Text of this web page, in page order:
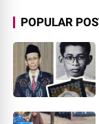
POPULAR